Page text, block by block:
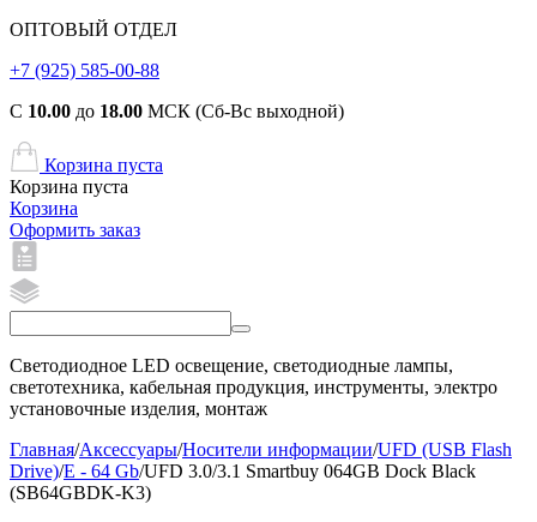
ОПТОВЫЙ ОТДЕЛ
+7 (925) 585-00-88
С 10.00 до 18.00 МСК (Сб-Вс выходной)
Корзина пуста
Корзина пуста
Корзина
Оформить заказ
Светодиодное LED освещение, светодиодные лампы,
светотехника, кабельная продукция, инструменты, электро
установочные изделия, монтаж
Главная/Аксессуары/Носители информации/UFD (USB Flash
Drive)/E - 64 Gb/UFD 3.0/3.1 Smartbuy 064GB Dock Black
(SB64GBDK-K3)